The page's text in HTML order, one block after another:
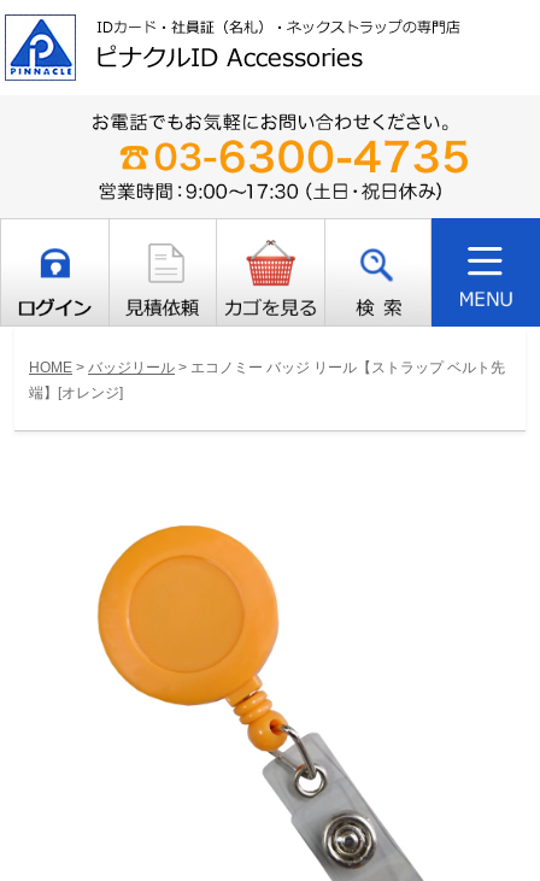
HOME > バッジリール > エコノミー バッジ リール【ストラップ ベルト先
端】[オレンジ]